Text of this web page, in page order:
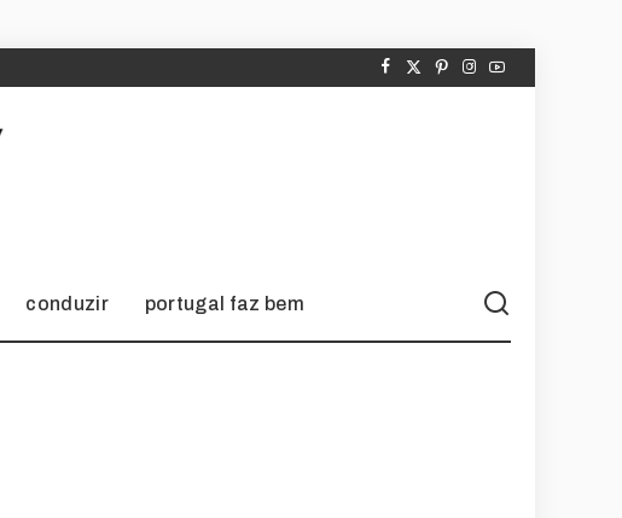
conduzir portugal faz bem